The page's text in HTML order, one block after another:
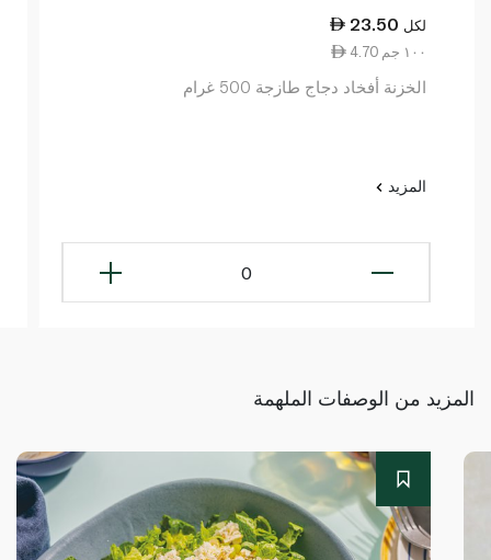
23.50 لكل
4.70 ١٠٠ جم
الخزنة أفخاد دجاج طازجة 500 غرام
المزيد
0
المزيد من الوصفات الملهمة